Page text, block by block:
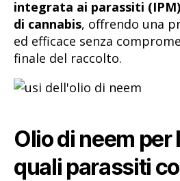
integrata ai parassiti
di cannabis, offrendo una
ed efficace senza
finale del raccolto.
Olio di neem per
quali parassiti